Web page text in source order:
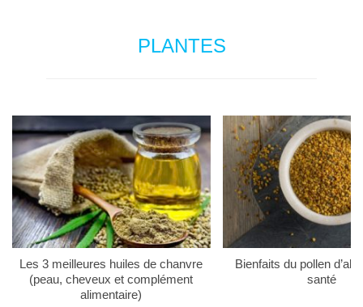
PLANTES
Les 3 meilleures huiles de chanvre
(peau, cheveux et complément
alimentaire)
Bienfaits du pollen
santé